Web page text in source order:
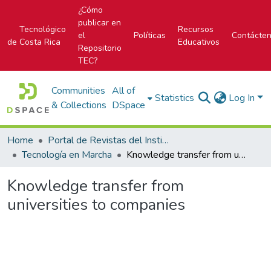
Tecnológico
de Costa Rica
¿Cómo
publicar en
el
Repositorio
TEC?
Políticas
Recursos
Educativos
Communities
& Collections
All of
DSpace
Statistics Log In
Home
Portal de Revistas del Instituto Tecnológico de Costa Rica
Tecnología en Marcha
Knowledge transfer from universities to companies
Knowledge transfer from
universities to companies